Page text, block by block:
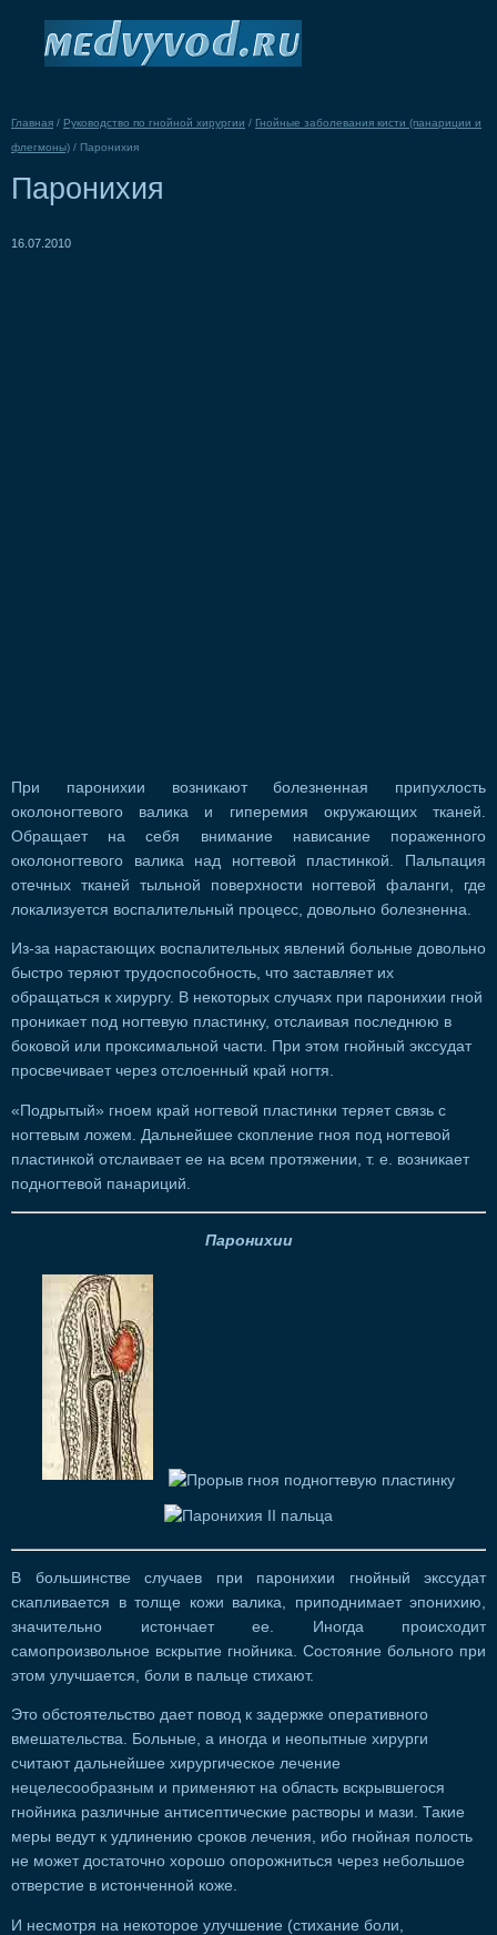
Главная / Руководство по гнойной хирургии / Гнойные заболевания кисти (панариции и
флегмоны) / Паронихия
Паронихия
16.07.2010
При паронихии возникают болезненная припухлость
околоногтевого валика и гиперемия окружающих тканей.
Обращает на себя внимание нависание пораженного
околоногтевого валика над ногтевой пластинкой. Пальпация
отечных тканей тыльной поверхности ногтевой фаланги, где
локализуется воспалительный процесс, довольно болезненна.
Из-за нарастающих воспалительных явлений больные довольно
быстро теряют трудоспособность, что заставляет их
обращаться к хирургу. В некоторых случаях при паронихии гной
проникает под ногтевую пластинку, отслаивая последнюю в
боковой или проксимальной части. При этом гнойный экссудат
просвечивает через отслоенный край ногтя.
«Подрытый» гноем край ногтевой пластинки теряет связь с
ногтевым ложем. Дальнейшее скопление гноя под ногтевой
пластинкой отслаивает ее на всем протяжении, т. е. возникает
подногтевой панариций.
Паронихии
В большинстве случаев при паронихии гнойный экссудат
скапливается в толще кожи валика, приподнимает эпонихию,
значительно истончает ее. Иногда происходит
самопроизвольное вскрытие гнойника. Состояние больного при
этом улучшается, боли в пальце стихают.
Это обстоятельство дает повод к задержке оперативного
вмешательства. Больные, а иногда и неопытные хирурги
считают дальнейшее хирургическое лечение
нецелесообразным и применяют на область вскрывшегося
гнойника различные антисептические растворы и мази. Такие
меры ведут к удлинению сроков лечения, ибо гнойная полость
не может достаточно хорошо опорожниться через небольшое
отверстие в истонченной коже.
И несмотря на некоторое улучшение (стихание боли,